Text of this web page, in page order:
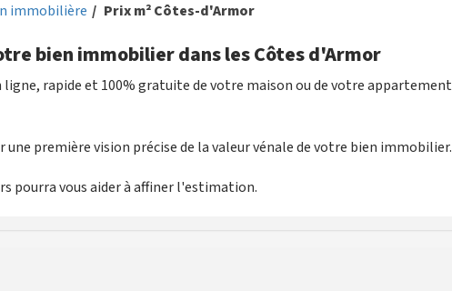
immobilière Prix m² Côtes-d'Armor
bien immobilier dans les Côtes d'Armor
rapide et 100% gratuite de votre maison ou de votre appartement
première vision précise de la valeur vénale de votre bien immobilier.
pourra vous aider à affiner l'estimation.